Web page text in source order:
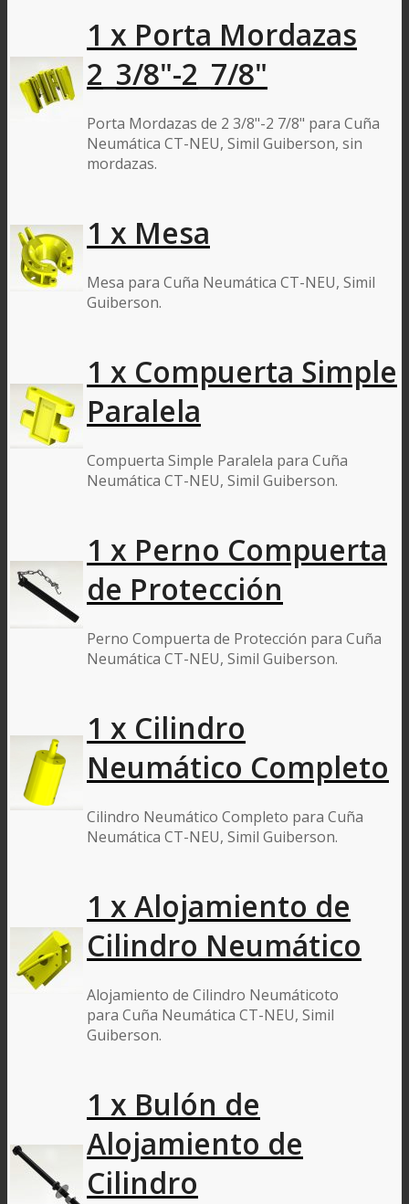
1 x Porta Mordazas
2_3/8"-2_7/8"
Porta Mordazas de 2 3/8"-2 7/8" para Cuña
Neumática CT-NEU, Simil Guiberson, sin
mordazas.
1 x Mesa
Mesa para Cuña Neumática CT-NEU, Simil
Guiberson.
1 x Compuerta Simple
Paralela
Compuerta Simple Paralela para Cuña
Neumática CT-NEU, Simil Guiberson.
1 x Perno Compuerta
de Protección
Perno Compuerta de Protección para Cuña
Neumática CT-NEU, Simil Guiberson.
1 x Cilindro
Neumático Completo
Cilindro Neumático Completo para Cuña
Neumática CT-NEU, Simil Guiberson.
1 x Alojamiento de
Cilindro Neumático
Alojamiento de Cilindro Neumáticoto
para Cuña Neumática CT-NEU, Simil
Guiberson.
1 x Bulón de
Alojamiento de
Cilindro